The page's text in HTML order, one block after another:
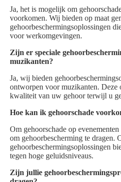
Ja, het is mogelijk om
voorkomen. Wij bieden op maat
gehoorbeschermingsoplossingen
voor werkomgevingen.
Zijn er speciale
muzikanten?
Ja, wij bieden
ontworpen voor muzikanten. Deze
kwaliteit van uw gehoor terwijl u
Hoe kan ik gehoorschade
Om gehoorschade op
om gehoorbescherming te dragen.
gehoorbeschermingsoplossingen
tegen hoge geluidsniveaus.
Zijn jullie